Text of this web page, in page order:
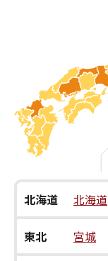
北海道 北海道
東北 宮城